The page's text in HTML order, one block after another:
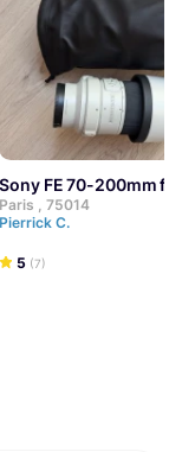
Sony FE 70-200mm f/
Paris , 75014
Pierrick C.
5 (7)